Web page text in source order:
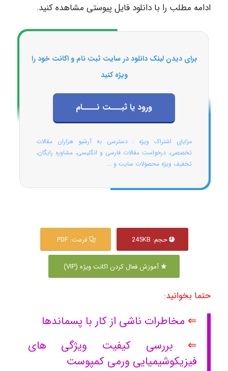
ادامه مطلب را با دانلود فایل پیوستی مشاهده کنید.
برای دیدن لینک دانلود در سایت ثبت نام و اکانت خود را
ویژه کنید
ورود یا ثبـــت نــــام
مزایای اشتراک ویژه : دسترسی به آرشیو هزاران مقالات
تخصصی، درخواست مقالات فارسی و انگلیسی، مشاوره رایگان،
تخفیف ویژه محصولات سایت و ...
حجم: 245KB فرمت: PDF
آموزش فعال کردن اکانت ویژه (VIP)
حتما بخوانید:
⇐ مخاطرات ناشی از کار با پسماندها
⇐ بررسی کیفیت ویژگی های
فیزیکوشیمیایی ورمی کمپوست